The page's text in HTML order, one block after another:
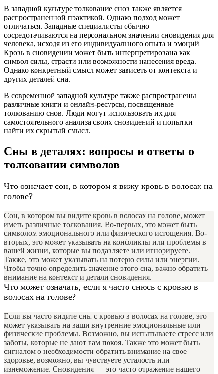
В западной культуре толкование снов также является
распространенной практикой. Однако подход может
отличаться. Западные специалисты обычно
сосредотачиваются на персональном значении сновидения для
человека, исходя из его индивидуального опыта и эмоций.
Кровь в сновидении может быть интерпретирована как
символ силы, страсти или возможности нанесения вреда.
Однако конкретный смысл может зависеть от контекста и
других деталей сна.
В современной западной культуре также распространены
различные книги и онлайн-ресурсы, посвященные
толкованию снов. Люди могут использовать их для
самостоятельного анализа своих сновидений и попытки
найти их скрытый смысл.
Сны в деталях: вопросы и ответы о
толковании символов
Что означает сон, в котором я вижу кровь в волосах на
голове?
Сон, в котором вы видите кровь в волосах на голове, может
иметь различные толкования. Во-первых, это может быть
символом эмоционального или физического истощения. Во-
вторых, это может указывать на конфликты или проблемы в
вашей жизни, которые вы подавляете или игнорируете.
Также, это может указывать на потерю силы или энергии.
Чтобы точно определить значение этого сна, важно обратить
внимание на контекст и детали сновидения.
Что может означать, если я часто снюсь с кровью в
волосах на голове?
Если вы часто видите сны с кровью в волосах на голове, это
может указывать на ваши внутренние эмоциональные или
физические проблемы. Возможно, вы испытываете стресс или
заботы, которые не дают вам покоя. Также это может быть
сигналом о необходимости обратить внимание на свое
здоровье, возможно, вы чувствуете усталость или
изнеможение. Сновидения — это часто отражение нашего